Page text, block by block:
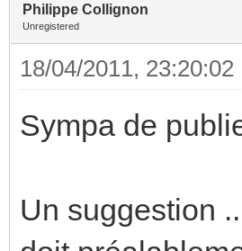
Philippe Collignon
Unregistered
18/04/2011, 23:20:02
Sympa de
Un suggestion